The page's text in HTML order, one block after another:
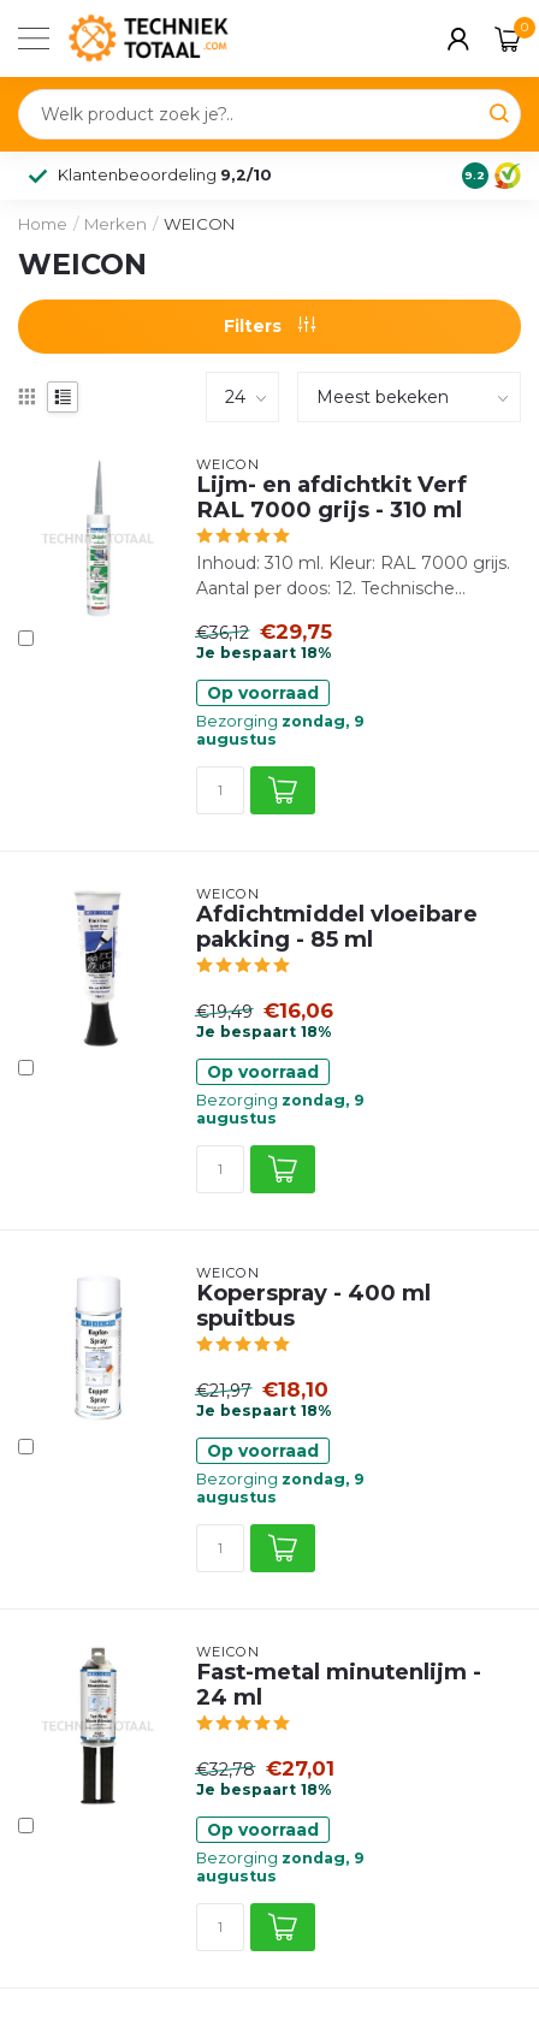
0
Klantenbeoordeling 9,2/10 9.2
Home / Merken / WEICON
WEICON
Filters
WEICON
Lijm- en afdichtkit Verf
RAL 7000 grijs - 310 ml
Inhoud: 310 ml. Kleur: RAL 7000 grijs.
Aantal per doos: 12. Technische...
€36,12 €29,75
Je bespaart 18%
Op voorraad
Bezorging zondag, 9
augustus
WEICON
Afdichtmiddel vloeibare
pakking - 85 ml
€19,49 €16,06
Je bespaart 18%
Op voorraad
Bezorging zondag, 9
augustus
WEICON
Koperspray - 400 ml
spuitbus
€21,97 €18,10
Je bespaart 18%
Op voorraad
Bezorging zondag, 9
augustus
WEICON
Fast-metal minutenlijm -
24 ml
€32,78 €27,01
Je bespaart 18%
Op voorraad
Bezorging zondag, 9
augustus